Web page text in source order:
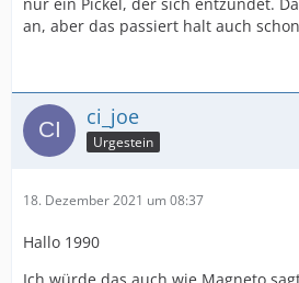
an, aber das passiert halt auch
ci_joe
Urgestein
18. Dezember 2021 um 08:37
Hallo 1990